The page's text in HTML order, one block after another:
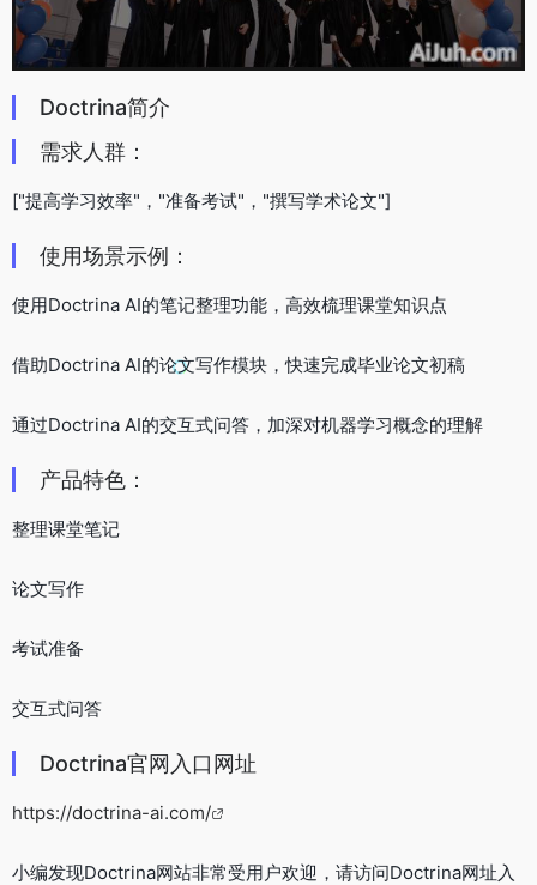
Doctrina简介
需求人群：
["提高学习效率"，"准备考试"，"撰写学术论文"]
使用场景示例：
使用Doctrina AI的笔记整理功能，高效梳理课堂知识点
借助Doctrina AI的论文写作模块，快速完成毕业论文初稿
通过Doctrina AI的交互式问答，加深对机器学习概念的理解
产品特色：
整理课堂笔记
论文写作
考试准备
交互式问答
Doctrina官网入口网址
https://doctrina-ai.com/
小编发现Doctrina网站非常受用户欢迎，请访问Doctrina网址入